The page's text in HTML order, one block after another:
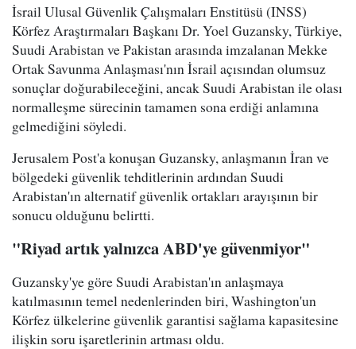
İsrail Ulusal Güvenlik Çalışmaları Enstitüsü (INSS)
Körfez Araştırmaları Başkanı Dr. Yoel Guzansky, Türkiye,
Suudi Arabistan ve Pakistan arasında imzalanan Mekke
Ortak Savunma Anlaşması'nın İsrail açısından olumsuz
sonuçlar doğurabileceğini, ancak Suudi Arabistan ile olası
normalleşme sürecinin tamamen sona erdiği anlamına
gelmediğini söyledi.
Jerusalem Post'a konuşan Guzansky, anlaşmanın İran ve
bölgedeki güvenlik tehditlerinin ardından Suudi
Arabistan'ın alternatif güvenlik ortakları arayışının bir
sonucu olduğunu belirtti.
"Riyad artık yalnızca ABD'ye güvenmiyor"
Guzansky'ye göre Suudi Arabistan'ın anlaşmaya
katılmasının temel nedenlerinden biri, Washington'un
Körfez ülkelerine güvenlik garantisi sağlama kapasitesine
ilişkin soru işaretlerinin artması oldu.